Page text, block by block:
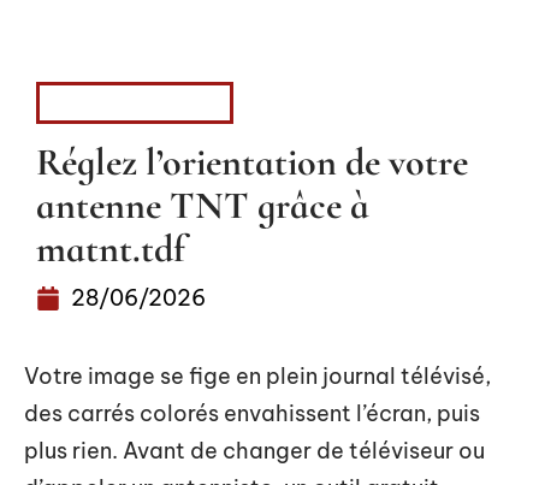
Réglez l’orientation de votre
antenne TNT grâce à
matnt.tdf
28/06/2026
Votre image se fige en plein journal télévisé,
des carrés colorés envahissent l’écran, puis
plus rien. Avant de changer de téléviseur ou